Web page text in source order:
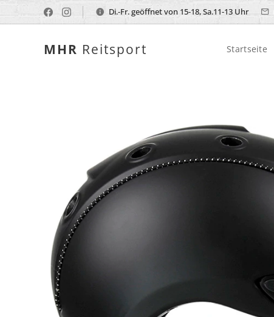
Di.-Fr. geöffnet von 15-18, Sa.11-13 Uhr
MHR Reitsport Startseite